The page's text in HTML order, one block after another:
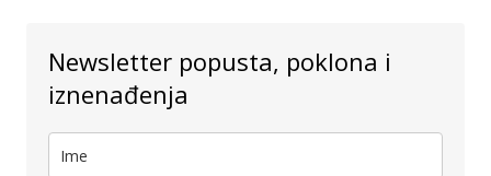
Newsletter popusta, poklona i
iznenađenja